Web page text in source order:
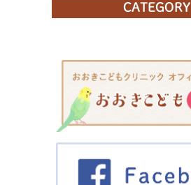
CATEGORY